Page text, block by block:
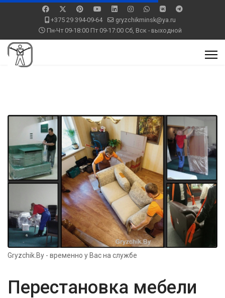
+375 29 394-09-64
gryzchikminsk@ya.ru
Пн-Чт 09-18:00 Пт 09-17:00 Сб, Вск - выходной
Gryzchik.By - временно у Вас на службе
Перестановка мебели